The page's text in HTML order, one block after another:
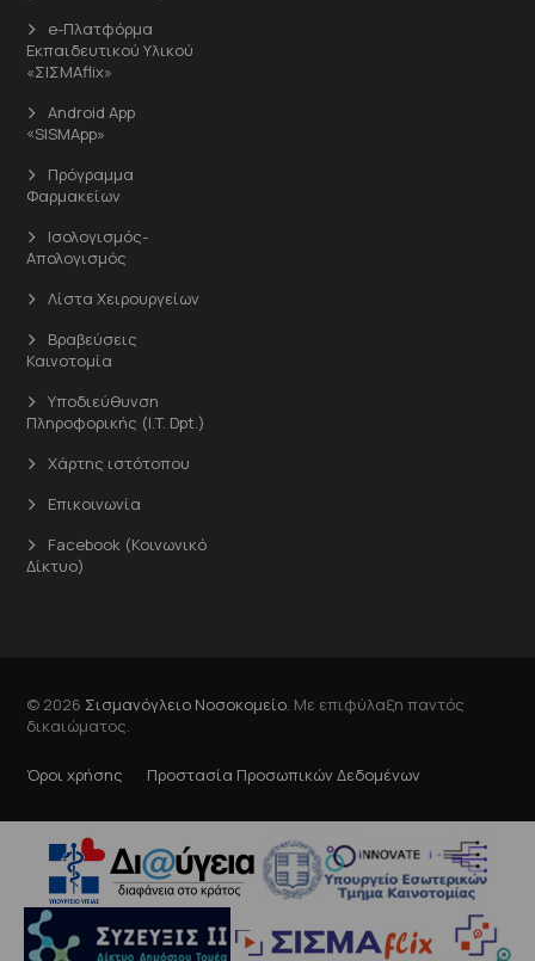
e-Πλατφόρμα
Εκπαιδευτικού Υλικού
«ΣΙΣΜΑflix»
Android App
«SISMApp»
Πρόγραμμα
Φαρμακείων
Ισολογισμός-
Απολογισμός
Λίστα Χειρουργείων
Βραβεύσεις
Καινοτομία
Υποδιεύθυνση
Πληροφορικής (I.T. Dpt.)
Χάρτης ιστότοπου
Επικοινωνία
Facebook (Κοινωνικό
Δίκτυο)
© 2026 Σισμανόγλειο Νοσοκομείο . Με επιφύλαξη παντός
δικαιώματος.
Όροι χρήσης Προστασία Προσωπικών Δεδομένων